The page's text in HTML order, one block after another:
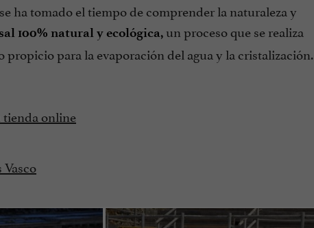
ha tomado el tiempo de comprender la naturaleza y
sal 100% natural y ecológica, un proceso que se realiza
propicio para la evaporación del agua y la cristalización.
tienda online